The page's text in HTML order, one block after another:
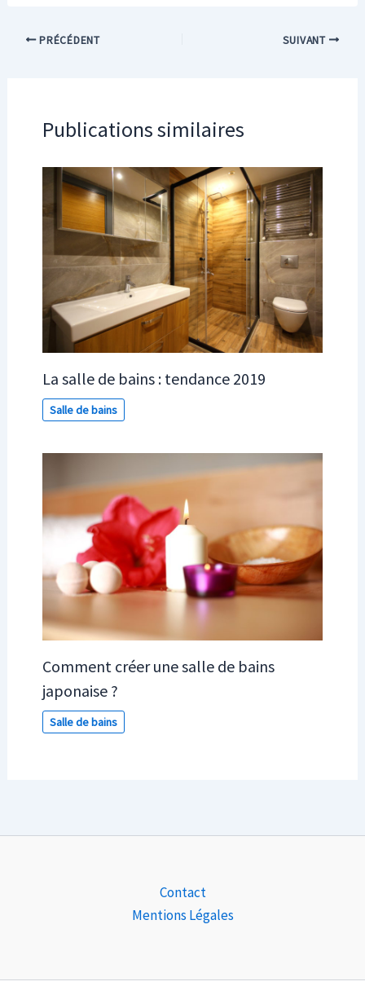
PRÉCÉDENT SUIVANT
Publications similaires
La salle de bains : tendance 2019
Salle de bains
Comment créer une salle de bains
japonaise ?
Salle de bains
Contact
Mentions Légales